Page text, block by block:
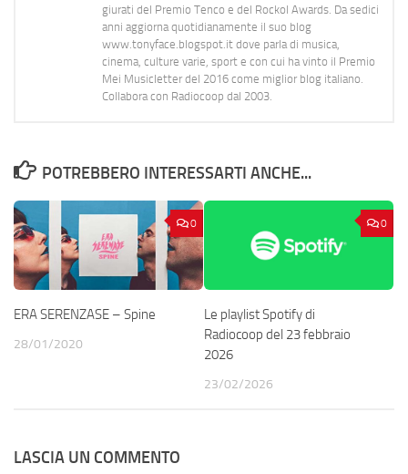
giurati del Premio Tenco e del Rockol Awards. Da sedici
anni aggiorna quotidianamente il suo blog
www.tonyface.blogspot.it dove parla di musica,
cinema, culture varie, sport e con cui ha vinto il Premio
Mei Musicletter del 2016 come miglior blog italiano.
Collabora con Radiocoop dal 2003.
POTREBBERO INTERESSARTI ANCHE...
0
ERA SERENZASE – Spine
28/01/2020
0
Le playlist Spotify di
Radiocoop del 23 febbraio
2026
23/02/2026
LASCIA UN COMMENTO